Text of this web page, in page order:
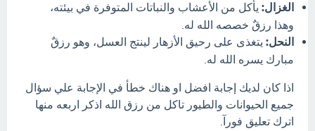
الغزال: يأكل من الأعشاب والنباتات المتوفرة في بيئته،
وهذا رزقٌ خصصه الله له.
النحل: يتغذى على رحيق الأزهار لينتج العسل، وهو رزقٌ
مبارك يسره الله له.
اذا كان لديك إجابة افضل او هناك خطأ في الإجابة علي سؤال
جميع الحيوانات والطيور تاكل من رزق الله اذكر اربعه منها
اترك تعليق فورآ.